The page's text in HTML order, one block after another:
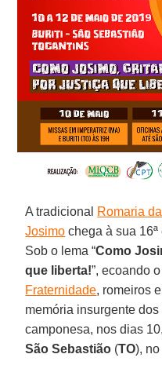
A tradicional Romaria
Josimo chega à sua
Sob o lema “Como
que liberta!”, ecoando
Fraternidade, romeiros
memória insurgente
camponesa, nos dias
São Sebastião (TO), no